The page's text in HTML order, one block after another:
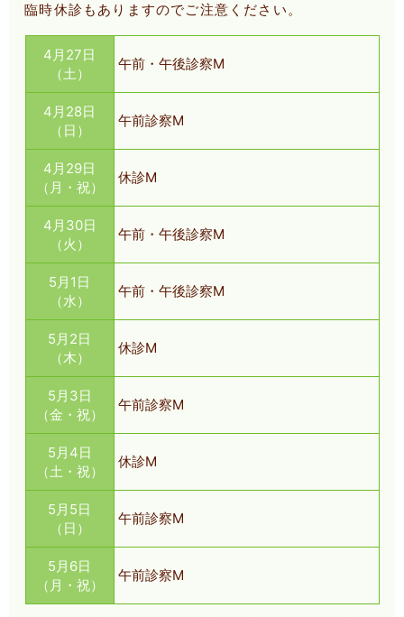
臨時休診もありますのでご注意ください。
4月27日
（土）
午前・午後診察M
4月28日
（日）
午前診察M
4月29日
（月・祝）
休診M
4月30日
（火）
午前・午後診察M
5月1日
（水）
午前・午後診察M
5月2日
（木）
休診M
5月3日
（金・祝）
午前診察M
5月4日
（土・祝）
休診M
5月5日
（日）
午前診察M
5月6日
（月・祝）
午前診察M